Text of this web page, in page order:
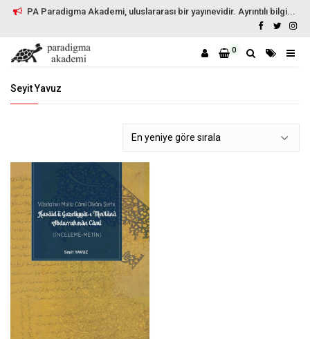
PA Paradigma Akademi, uluslararası bir yayınevidir. Ayrıntılı bilgi...
0
Seyit Yavuz